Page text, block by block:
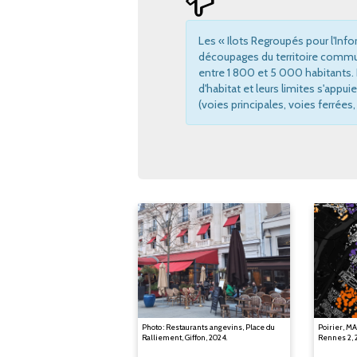
Les « Ilots Regroupés pour
découpages du territoire
entre 1 800 et 5 000 habitants.
d'habitat et leurs limites
(voies principales, voies ferrées,
Photo : Restaurants angevins, Place du
Ralliement, Giffon, 2024.
Poirier,
Rennes 2,